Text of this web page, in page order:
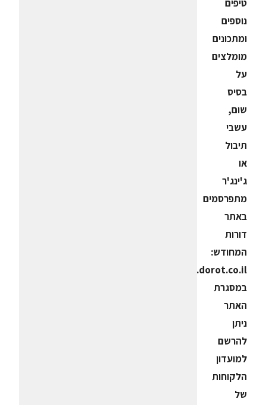
טיפים
נוספים
ומתכונים
מומלצים
על
בסיס
שום,
עשבי
תיבול
או
ג'ינג'ר
מתפרסמים
באתר
דורות
המחודש:
www.dorot.co.il
במסגרת
האתר
ניתן
להרשם
למועדון
הלקוחות
של